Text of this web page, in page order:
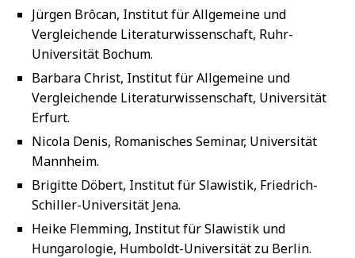
Jürgen Brôcan, Institut für Allgemeine und
Vergleichende Literaturwissenschaft, Ruhr-
Universität Bochum.
Barbara Christ, Institut für Allgemeine und
Vergleichende Literaturwissenschaft, Universität
Erfurt.
Nicola Denis, Romanisches Seminar, Universität
Mannheim.
Brigitte Döbert, Institut für Slawistik, Friedrich-
Schiller-Universität Jena.
Heike Flemming, Institut für Slawistik und
Hungarologie, Humboldt-Universität zu Berlin.